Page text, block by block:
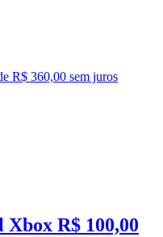
R$ 360,00 sem juros
R$ 100,00